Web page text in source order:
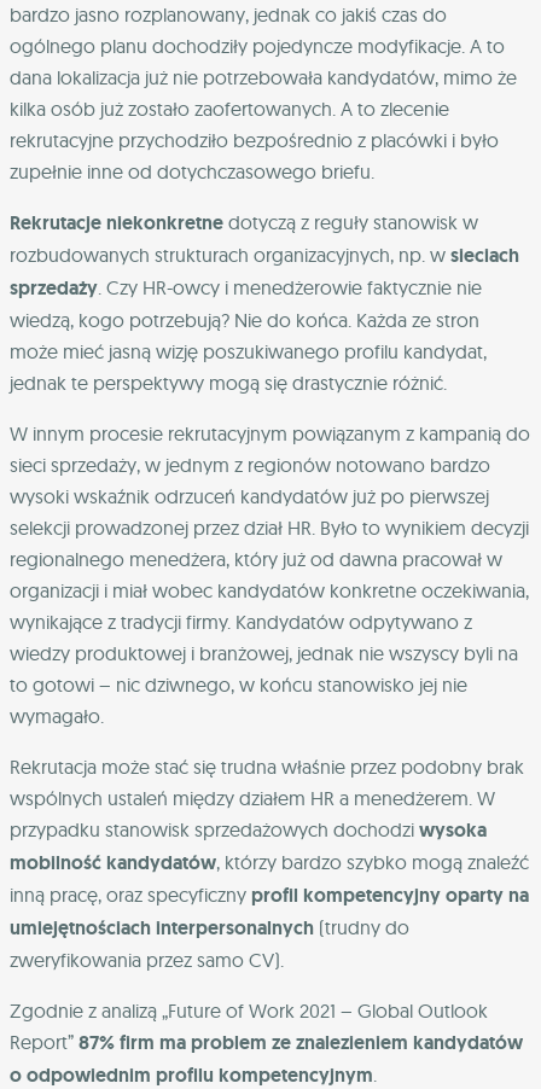
bardzo jasno rozplanowany, jednak co jakiś czas do
ogólnego planu dochodziły pojedyncze modyfikacje. A to
dana lokalizacja już nie potrzebowała kandydatów, mimo że
kilka osób już zostało zaofertowanych. A to zlecenie
rekrutacyjne przychodziło bezpośrednio z placówki i było
zupełnie inne od dotychczasowego briefu.
Rekrutacje niekonkretne dotyczą z reguły stanowisk w
rozbudowanych strukturach organizacyjnych, np. w sieciach
sprzedaży . Czy HR-owcy i menedżerowie faktycznie nie
wiedzą, kogo potrzebują? Nie do końca. Każda ze stron
może mieć jasną wizję poszukiwanego profilu kandydat,
jednak te perspektywy mogą się drastycznie różnić.
W innym procesie rekrutacyjnym powiązanym z kampanią do
sieci sprzedaży, w jednym z regionów notowano bardzo
wysoki wskaźnik odrzuceń kandydatów już po pierwszej
selekcji prowadzonej przez dział HR. Było to wynikiem decyzji
regionalnego menedżera, który już od dawna pracował w
organizacji i miał wobec kandydatów konkretne oczekiwania,
wynikające z tradycji firmy. Kandydatów odpytywano z
wiedzy produktowej i branżowej, jednak nie wszyscy byli na
to gotowi – nic dziwnego, w końcu stanowisko jej nie
wymagało.
Rekrutacja może stać się trudna właśnie przez podobny brak
wspólnych ustaleń między działem HR a menedżerem. W
przypadku stanowisk sprzedażowych dochodzi wysoka
mobilność kandydatów, którzy bardzo szybko mogą znaleźć
inną pracę, oraz specyficzny profil kompetencyjny oparty na
umiejętnościach interpersonalnych (trudny do
zweryfikowania przez samo CV).
Zgodnie z analizą „Future of Work 2021 – Global Outlook
Report” 87% firm ma problem ze znalezieniem kandydatów
o odpowiednim profilu kompetencyjnym